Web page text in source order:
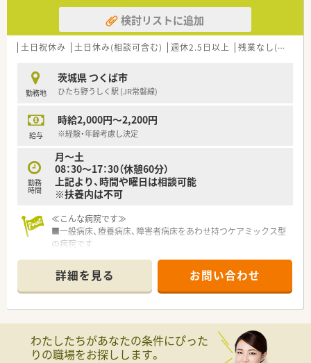
検討リストに追加
土日祝休み 土日休み(相談可含む) 週休2.5日以上 残業なし(ほぼなし含む)
勤務地
茨城県 つくば市
ひたち野うしく駅 (JR常磐線)
給与
時給2,000円～2,200円
※経験・年齢考慮し決定
勤務
時間
月～土
08：30～17：30（休憩60分）
上記より、時間や曜日は相談可能
※扶養内は不可
≪こんな病院です≫
■一般病床、療養病床、障害者病床をあわせ持つケアミックス型
の病院です
■介護老人保健施設も併設し、急性期、慢性期、在宅までシーム
レスに対応しています。
■単身用・世帯用の寮あり 遠方の方も大歓迎♪
■0歳～小3まで対象の保育所隣接 お子様がいる方も安心して
≪業務内容≫
■入院患者様の調剤、監査、服薬指導 ※外来は院外処方
詳細を見る お問い合わせ
わたしたちがあなたの条件にぴった
りの職場をお探しします。